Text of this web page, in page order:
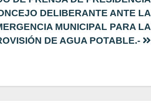
DELIBERANTE ANTE LA
MUNICIPAL PARA LA
DE AGUA POTABLE.-